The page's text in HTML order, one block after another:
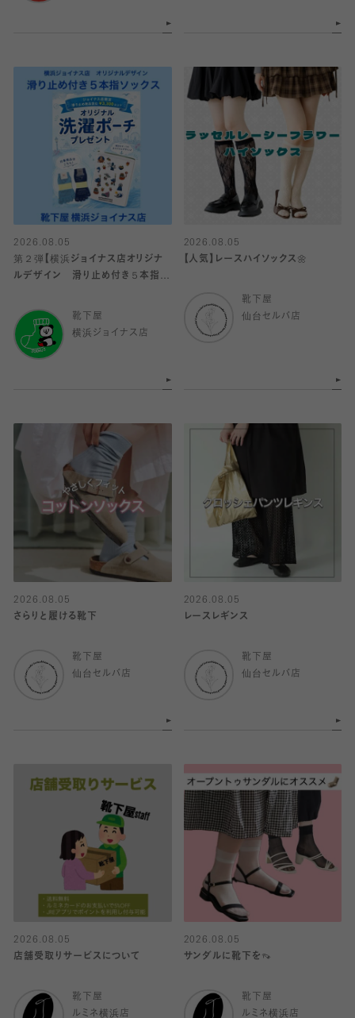
2026.08.05
第２弾【横浜ジョイナス店オリジナ
ルデザイン 滑り止め付き５本指ソ
靴下屋
横浜ジョイナス店
2026.08.05
【人気】レースハイソックス🌼
靴下屋
仙台セルバ店
2026.08.05
さらりと履ける靴下
靴下屋
仙台セルバ店
2026.08.05
レースレギンス
靴下屋
仙台セルバ店
2026.08.05
店舗受取りサービスについて
靴下屋
ルミネ横浜店
2026.08.05
サンダルに靴下を👡
靴下屋
ルミネ横浜店